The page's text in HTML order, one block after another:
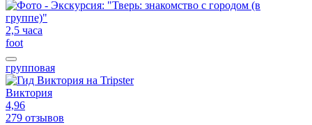
2,5 часа
foot
групповая
Виктория
4,96
279 отзывов